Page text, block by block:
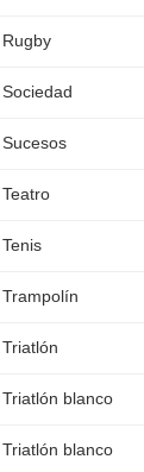
Rugby
Sociedad
Sucesos
Teatro
Tenis
Trampolín
Triatlón
Triatlón blanco
Triatlón blanco